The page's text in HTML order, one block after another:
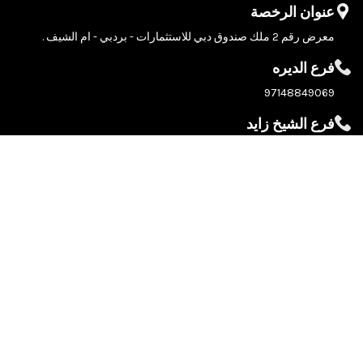
عنوان الرخصة
معرض رقم 2 ملك صندوق دبي للاستثمارات - بردبي - ام الشيف .
فرع الديره
97148849069
فرع الشيخ زايد